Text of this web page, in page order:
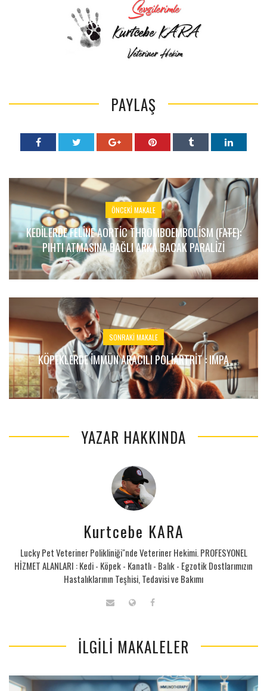
PAYLAŞ
ÖNCEKI MAKALE
KEDILERDE FELINE AORTIC THROMBOEMBOLISM (FATE):
PIHTI ATMASINA BAĞLI ARKA BACAK PARALIZI
SONRAKI MAKALE
KÖPEKLERDE İMMÜN ARACILI POLIARTRIT : IMPA
YAZAR HAKKINDA
Kurtcebe KARA
Lucky Pet Veteriner Polikliniği"nde Veteriner Hekimi. PROFESYONEL
HİZMET ALANLARI : Kedi - Köpek - Kanatlı - Balık - Egzotik Dostlarımızın
Hastalıklarının Teşhisi, Tedavisi ve Bakımı
İLGILI MAKALELER